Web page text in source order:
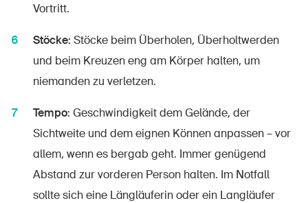
Vortritt.
Stöcke: Stöcke beim Überholen, Überholtwerden
und beim Kreuzen eng am Körper halten, um
niemanden zu verletzen.
Tempo: Geschwindigkeit dem Gelände, der
Sichtweite und dem eignen Können anpassen – vor
allem, wenn es bergab geht. Immer genügend
Abstand zur vorderen Person halten. Im Notfall
sollte sich eine Längläuferin oder ein Langläufer